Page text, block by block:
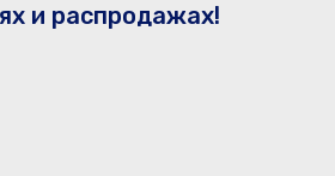
и распродажах!